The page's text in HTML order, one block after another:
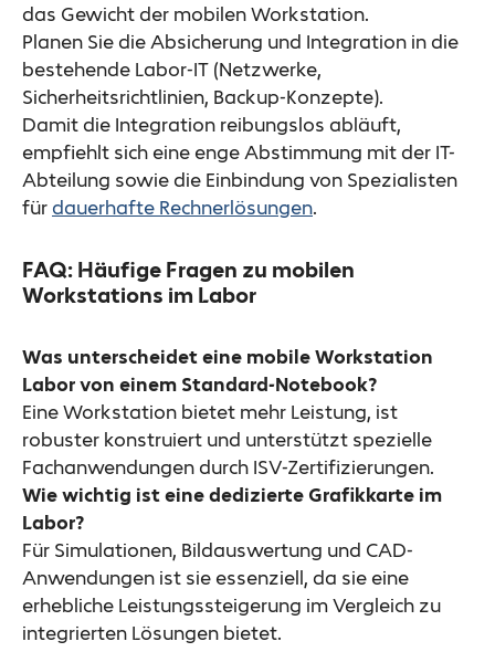
das Gewicht der mobilen Workstation.
Planen Sie die Absicherung und Integration in die
bestehende Labor-IT (Netzwerke,
Sicherheitsrichtlinien, Backup-Konzepte).
Damit die Integration reibungslos abläuft,
empfiehlt sich eine enge Abstimmung mit der IT-
Abteilung sowie die Einbindung von Spezialisten
für dauerhafte Rechnerlösungen.
FAQ: Häufige Fragen zu mobilen
Workstations im Labor
Was unterscheidet eine mobile Workstation
Labor von einem Standard-Notebook?
Eine Workstation bietet mehr Leistung, ist
robuster konstruiert und unterstützt spezielle
Fachanwendungen durch ISV-Zertifizierungen.
Wie wichtig ist eine dedizierte Grafikkarte im
Labor?
Für Simulationen, Bildauswertung und CAD-
Anwendungen ist sie essenziell, da sie eine
erhebliche Leistungssteigerung im Vergleich zu
integrierten Lösungen bietet.